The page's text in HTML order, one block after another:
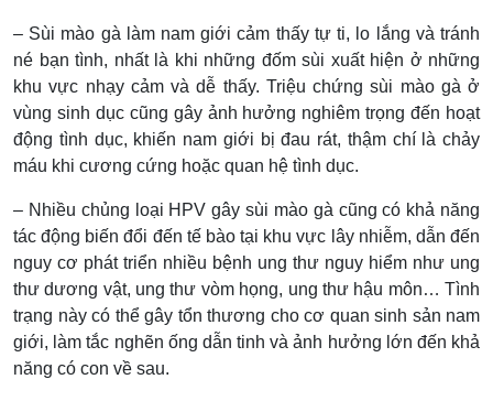
– Sùi mào gà làm nam giới cảm thấy tự ti, lo lắng và tránh
né bạn tình, nhất là khi những đốm sùi xuất hiện ở những
khu vực nhạy cảm và dễ thấy. Triệu chứng sùi mào gà ở
vùng sinh dục cũng gây ảnh hưởng nghiêm trọng đến hoạt
động tình dục, khiến nam giới bị đau rát, thậm chí là chảy
máu khi cương cứng hoặc quan hệ tình dục.
– Nhiều chủng loại HPV gây sùi mào gà cũng có khả năng
tác động biến đổi đến tế bào tại khu vực lây nhiễm, dẫn đến
nguy cơ phát triển nhiều bệnh ung thư nguy hiểm như ung
thư dương vật, ung thư vòm họng, ung thư hậu môn… Tình
trạng này có thể gây tổn thương cho cơ quan sinh sản nam
giới, làm tắc nghẽn ống dẫn tinh và ảnh hưởng lớn đến khả
năng có con về sau.